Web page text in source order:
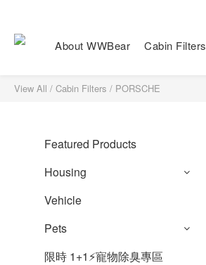
About WWBear Cabin Filters
View All / Cabin Filters / PORSCHE
Featured Products
Housing
Vehicle
Pets
限時 1+1⚡️寵物除臭專區